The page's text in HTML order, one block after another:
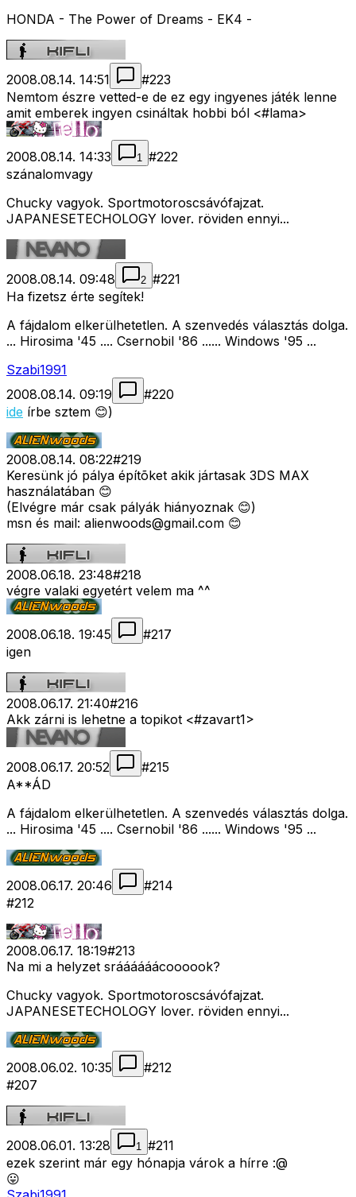
HONDA - The Power of Dreams - EK4 -
2008.08.14. 14:51 #223
Nemtom észre vetted-e de ez egy ingyenes játék lenne
amit emberek ingyen csináltak hobbi ból <#lama>
2008.08.14. 14:33 1 #222
szánalomvagy
Chucky vagyok. Sportmotoroscsávófajzat.
JAPANESETECHOLOGY lover. röviden ennyi...
2008.08.14. 09:48 2 #221
Ha fizetsz érte segítek!
A fájdalom elkerülhetetlen. A szenvedés választás dolga.
... Hirosima '45 .... Csernobil '86 ...... Windows '95 ...
Szabi1991
2008.08.14. 09:19
#220
ide írbe sztem 😊)
2008.08.14. 08:22#219
Keresünk jó pálya építõket akik jártasak 3DS MAX
használatában 😊
(Elvégre már csak pályák hiányoznak 😊)
msn és mail: alienwoods@gmail.com 😊
2008.06.18. 23:48#218
végre valaki egyetért velem ma ^^
2008.06.18. 19:45 #217
igen
2008.06.17. 21:40#216
Akk zárni is lehetne a topikot <#zavart1>
2008.06.17. 20:52 #215
A**ÁD
A fájdalom elkerülhetetlen. A szenvedés választás dolga.
... Hirosima '45 .... Csernobil '86 ...... Windows '95 ...
2008.06.17. 20:46 #214
#212
2008.06.17. 18:19#213
Na mi a helyzet sráááááácoooook?
Chucky vagyok. Sportmotoroscsávófajzat.
JAPANESETECHOLOGY lover. röviden ennyi...
2008.06.02. 10:35 #212
#207
2008.06.01. 13:28 1 #211
ezek szerint már egy hónapja várok a hírre :@
😛